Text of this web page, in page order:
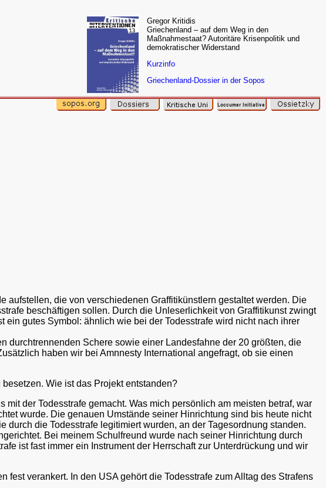
Gregor Kritidis
Griechenland – auf dem Weg in den
Maßnahmestaat? Autoritäre Krisenpolitik und
demokratischer Widerstand
Kurzinfo
Griechenland-Dossier in der Sopos
aufstellen, die von verschiedenen Graffitikünstlern gestaltet werden. Die
beschäftigen sollen. Durch die Unleserlichkeit von Graffitikunst zwingt
gutes Symbol: ähnlich wie bei der Todesstrafe wird nicht nach ihrer
durchtrennenden Schere sowie einer Landesfahne der 20 größten, die
haben wir bei Amnnesty International angefragt, ob sie einen
Wie ist das Projekt entstanden?
der Todesstrafe gemacht. Was mich persönlich am meisten betraf, war
wurde. Die genauen Umstände seiner Hinrichtung sind bis heute nicht
die Todesstrafe legitimiert wurden, an der Tagesordnung standen.
Bei meinem Schulfreund wurde nach seiner Hinrichtung durch
ist fast immer ein Instrument der Herrschaft zur Unterdrückung und wir
verankert. In den USA gehört die Todesstrafe zum Alltag des Strafens